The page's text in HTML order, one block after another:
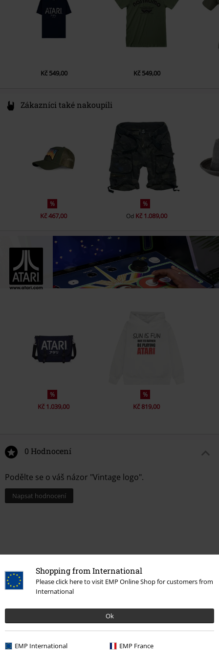
Shopping from International
Please click here to visit EMP Online Shop for customers from
International
Ok
EMP International EMP France
Bez kapes
olivová
Kč 549,00 Kč 549,00
Zákazníci také nakoupili
%
Kč 467,00
%
Od Kč 1.089,00
%
Kč 1.039,00
%
Kč 819,00
0 Hodnocení
Podělte se o váš názor "Vintage logo".
Napsat hodnocení